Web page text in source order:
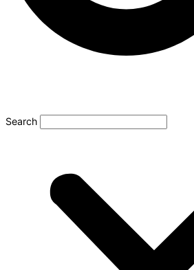
Search